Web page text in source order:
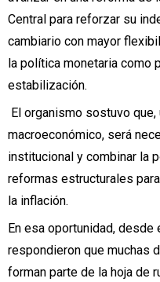
Central para reforzar su
cambiario con mayor
la política monetaria como
estabilización.
El organismo sostuvo
macroeconómico, será
institucional y combinar la
reformas estructurales
la inflación.
En esa oportunidad,
respondieron que muchas
forman parte de la hoja de